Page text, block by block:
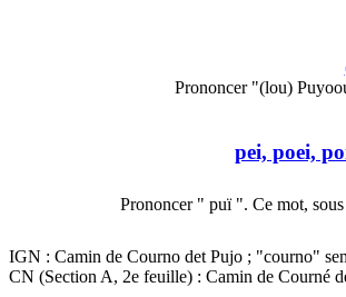
Prononcer "(lou)
pei, poei,
Prononcer " puï ". Ce mot,
IGN : Camin de Courno det Pujo ; "courno"
CN (Section A, 2e feuille) : Camin de Courné